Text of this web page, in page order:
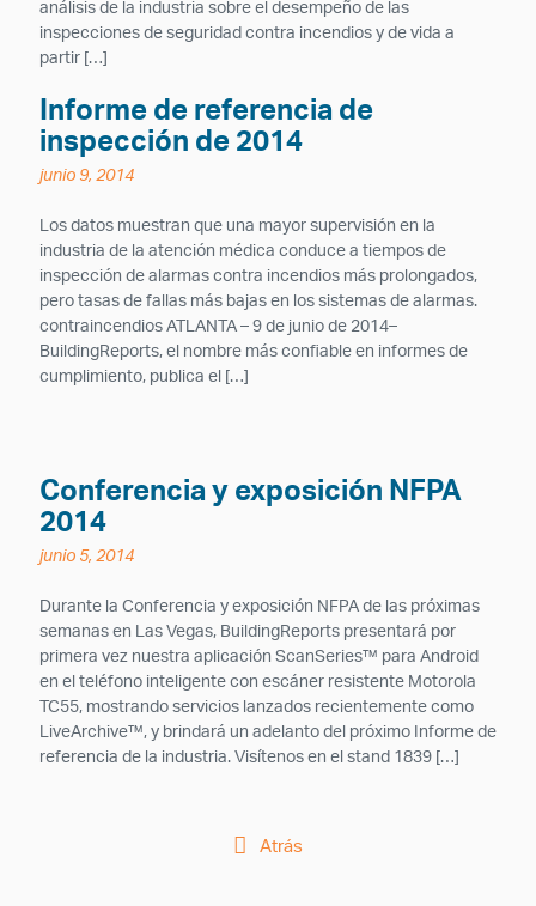
análisis de la industria sobre el desempeño de las
inspecciones de seguridad contra incendios y de vida a
partir […]
Informe de referencia de
inspección de 2014
junio 9, 2014
Los datos muestran que una mayor supervisión en la
industria de la atención médica conduce a tiempos de
inspección de alarmas contra incendios más prolongados,
pero tasas de fallas más bajas en los sistemas de alarmas.
contraincendios ATLANTA – 9 de junio de 2014–
BuildingReports, el nombre más confiable en informes de
cumplimiento, publica el […]
Conferencia y exposición NFPA
2014
junio 5, 2014
Durante la Conferencia y exposición NFPA de las próximas
semanas en Las Vegas, BuildingReports presentará por
primera vez nuestra aplicación ScanSeries™ para Android
en el teléfono inteligente con escáner resistente Motorola
TC55, mostrando servicios lanzados recientemente como
LiveArchive™, y brindará un adelanto del próximo Informe de
referencia de la industria. Visítenos en el stand 1839 […]
Atrás